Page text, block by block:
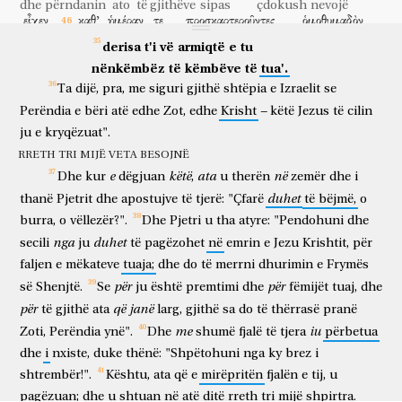
dhe përndanin ato të gjithëve sipas çdokush nevojë
εἶχεν. καθ’
sipas
ἡμέραν τε προσκαρτεροῦντες ὁμοθυμαδὸν
ἱερῷ,
tempullin
κλῶντές
duke thyer
τε
dhe
κατ’
sipas shtëpie
μετελάμβανον
merrnin pjesë të ushqimi
ἐν
me
ἀγαλλιάσει
ngazëllim
καὶ
dhe
ἀφελότητι
thjeshtësi
αἰνοῦντες
duke lavdëruar
τὸν Θεὸν καὶ ἔχοντες χάριν πρὸς
ὅλον
tërë
τὸν λαόν.
popullit dhe Zoti
ἡμέραν. ἐπὶ τὸ αὐτό,
'I tha Zoti Zotit tim:
Ulu në të djathtën time,
derisa t'i vë armiqtë e tu
nënkëmbëz të këmbëve të tua'.
Ta dijë, pra, me siguri gjithë shtëpia e Izraelit se
Perëndia e bëri atë edhe Zot, edhe Krisht – këtë Jezus të cilin
ju e kryqëzuat".
RRETH TRI MIJË VETA BESOJNË
Dhe kur e dëgjuan këtë, ata u therën në zemër dhe i
thanë Pjetrit dhe apostujve të tjerë: "Çfarë duhet të bëjmë, o
burra, o vëllezër?". Dhe Pjetri u tha atyre: "Pendohuni dhe
secili nga ju duhet të pagëzohet në emrin e Jezu Krishtit, për
faljen e mëkateve tuaja; dhe do të merrni dhurimin e Frymës
së Shenjtë. Se për ju është premtimi dhe për fëmijët tuaj, dhe
për të gjithë ata që janë larg, gjithë sa do të thërrasë pranë
Zoti, Perëndia ynë". Dhe me shumë fjalë të tjera iu përbetua
dhe i nxiste, duke thënë: "Shpëtohuni nga ky brez i
shtrembër!".
Kështu, ata që e mirëpritën fjalën e tij, u
pagëzuan; dhe u shtuan në atë ditë rreth tri mijë shpirtra.